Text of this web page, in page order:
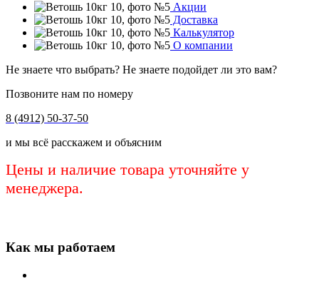
Акции
Доставка
Калькулятор
О компании
Не знаете что выбрать? Не знаете подойдет ли это вам?
Позвоните нам по номеру
8 (4912) 50-37-50
и мы всё расскажем и объясним
Цены и наличие товара уточняйте у
менеджера.
Как мы работаем